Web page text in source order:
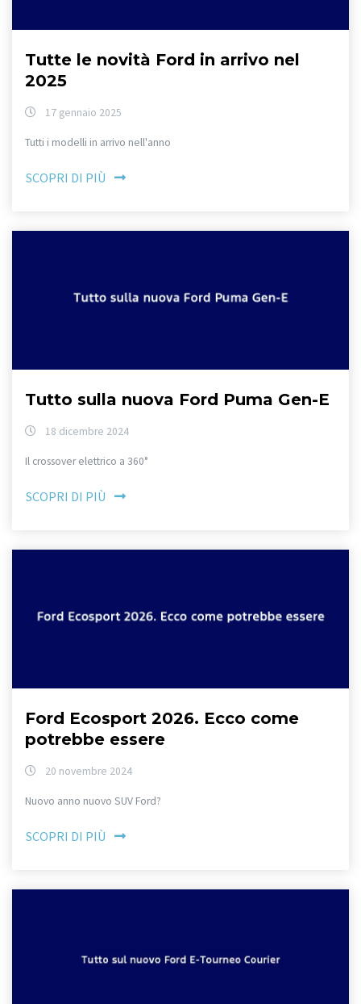
Tutte le novità Ford in arrivo nel
2025
17 gennaio 2025
Tutti i modelli in arrivo nell'anno
SCOPRI DI PIÙ
Tutto sulla nuova Ford Puma Gen-E
18 dicembre 2024
Il crossover elettrico a 360°
SCOPRI DI PIÙ
Ford Ecosport 2026. Ecco come
potrebbe essere
20 novembre 2024
Nuovo anno nuovo SUV Ford?
SCOPRI DI PIÙ